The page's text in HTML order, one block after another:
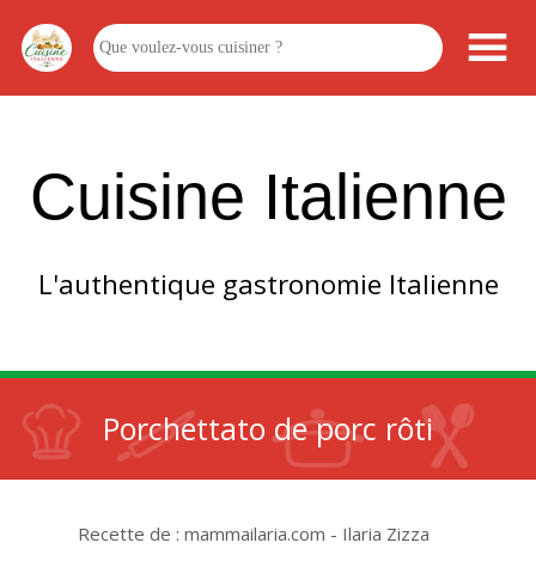
Cuisine Italienne
L'authentique gastronomie Italienne
Porchettato de porc rôti
Recette de : mammailaria.com - Ilaria Zizza